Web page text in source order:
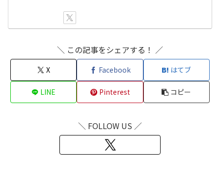
＼ この記事をシェアする！ ／
X Facebook はてブ
LINE Pinterest コピー
＼ FOLLOW US ／